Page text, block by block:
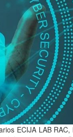
ECIJA LAB